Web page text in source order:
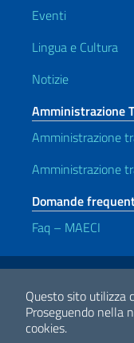
Questo sito utilizza
Proseguendo nella
cookies.
Eventi
Lingua e Cultura
Notizie
Amministrazione
Amministrazione
Amministrazione
Domande
Faq – MAECI
Link Utili